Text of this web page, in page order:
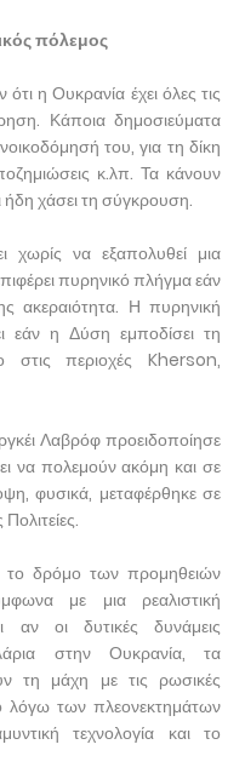
πόλεμος
η Ουκρανία έχει όλες τις
Κάποια δημοσιεύματα
του, για τη δίκη
κ.λπ. Τα κάνουν
ήδη χάσει τη σύγκρουση.
χωρίς να εξαπολυθεί μια
πυρηνικό πλήγμα εάν
ακεραιότητα. Η πυρηνική
εάν η Δύση εμποδίσει τη
στις περιοχές Kherson,
Λαβρόφ προειδοποίησε
να πολεμούν ακόμη και σε
φυσικά, μεταφέρθηκε σε
το δρόμο των προμηθειών
με μια ρεαλιστική
αν οι δυτικές δυνάμεις
στην Ουκρανία, τα
τη μάχη με τις ρωσικές
λόγω των πλεονεκτημάτων
τεχνολογία και το